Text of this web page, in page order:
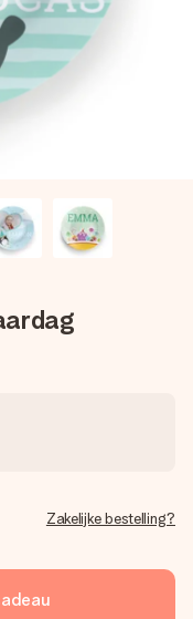
Zonder gedoe, maar
Zakelijke bestelling?